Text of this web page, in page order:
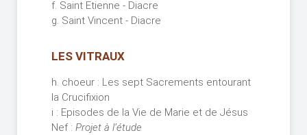
f. Saint Etienne - Diacre
g. Saint Vincent - Diacre
LES VITRAUX
h. choeur : Les sept Sacrements entourant
la Crucifixion
i : Episodes de la Vie de Marie et de Jésus
Nef : Projet à l’étude